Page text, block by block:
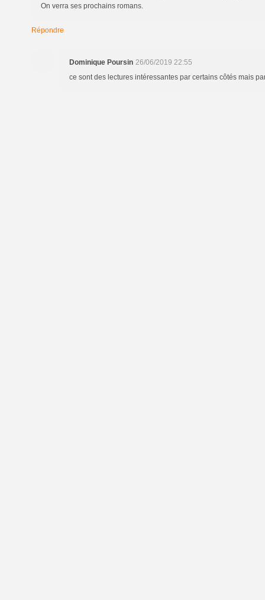
On verra ses prochains romans.
Répondre
Dominique Poursin 26/06/2019 22:55
ce sont des lectures intéressantes par certains côtés mais